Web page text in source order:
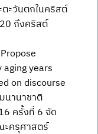
ะวันตกในคริสต์
ถึงคริสต์
years
on discourse
นานาชาติ
ครั้งที่ 6 จัด
ะครุศาสตร์